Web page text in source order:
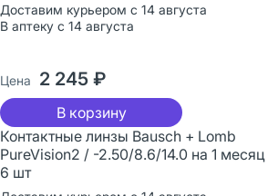
Доставим курьером с 14 августа
В аптеку с 14 августа
Цена 2 245 ₽
В корзину
Контактные линзы Bausch + Lomb
PureVision2 / -2.50/8.6/14.0 на 1 месяц
6 шт